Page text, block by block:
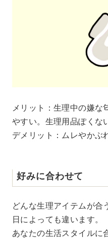
メリット：生理中の嫌な
やすい。生理用品ぽくな
デメリット：ムレやかぶ
好みに合わせて
どんな生理アイテムが合
日によっても違います。
あなたの生活スタイルに